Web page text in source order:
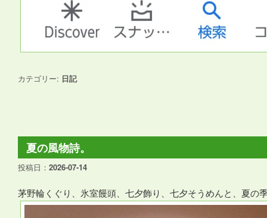
カテゴリー: 日記
夏の風物詩。
投稿日： 2026-07-14
茅野輪くぐり、氷室饅頭、七夕飾り、七夕そうめんと、夏の